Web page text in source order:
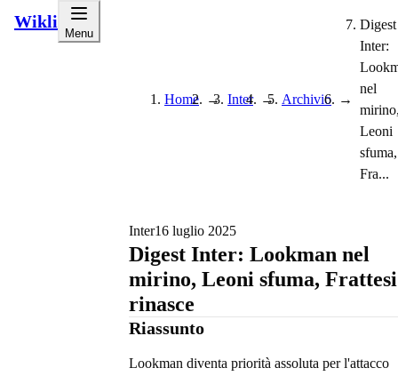
Wikli
Menu
Home → Inter → Archivio →
Digest
Inter:
nel
Leoni
sfuma,
Fra...
Inter16 luglio 2025
Digest Inter: Lookman nel
mirino, Leoni sfuma, Frattesi
rinasce
Riassunto
Lookman diventa priorità assoluta per l'attacco